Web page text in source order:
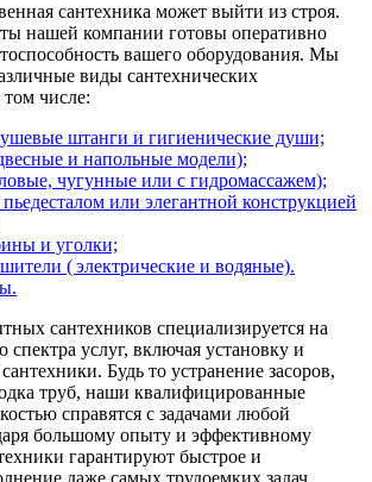
сантехника может выйти из строя.
нашей компании готовы оперативно
вашего оборудования. Мы
виды сантехнических
числе:
штанги и гигиенические души;
и напольные модели);
чугунные или с гидромассажем);
или элегантной конструкцией
и уголки;
( электрические и водяные).
сантехников специализируется на
спектра услуг, включая установку и
Будь то устранение засоров,
труб, наши квалифицированные
справятся с задачами любой
большому опыту и эффективному
гарантируют быстрое и